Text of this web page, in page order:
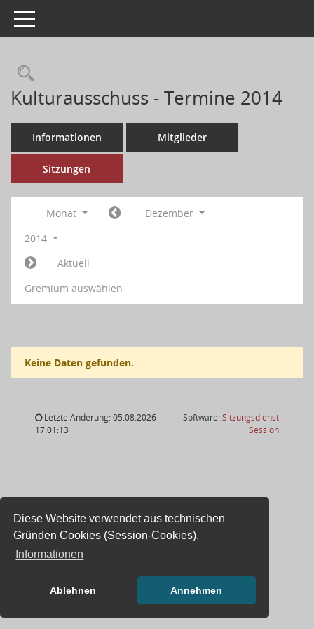
Diese Website verwendet aus technischen
Gründen Cookies (Session-Cookies).
Informationen
Ablehnen Annehmen
Toggle navigation
Kulturausschuss - Termine 2014
Informationen Mitglieder
Sitzungen
Monat
Dezember
2014
Aktuell
Gremium auswählen
Keine Daten gefunden.
Letzte Änderung: 05.08.2026
17:01:13
Software:Sitzungsdienst
Session(Wird in